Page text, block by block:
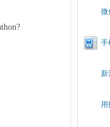
微
手
新